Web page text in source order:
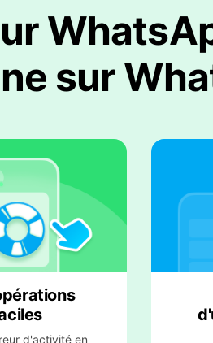
sur
d'activité en